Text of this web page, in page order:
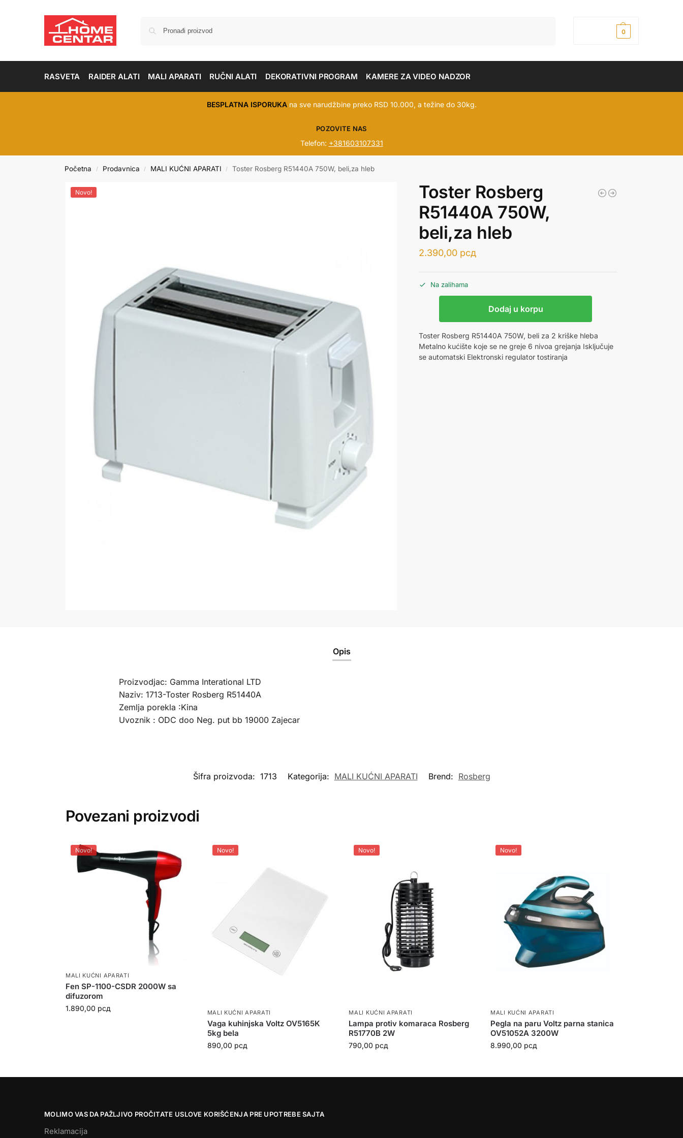
0
RASVETA RAIDER ALATI MALI APARATI RUČNI ALATI DEKORATIVNI PROGRAM KAMERE ZA VIDEO NADZOR
BESPLATNA ISPORUKAna sve narudžbine preko RSD 10.000, a težine do 30kg.
POZOVITE NAS
Telefon: +381603107331
Početna / Prodavnica / MALI KUĆNI APARATI / Toster Rosberg R51440A 750W, beli,za hleb
Novo!
Toster Rosberg
R51440A 750W,
beli,za hleb
2.390,00 рсд
Na zalihama
Dodaj u korpu
Toster Rosberg R51440A 750W, beli za 2 kriške hleba
Metalno kućište koje se ne greje 6 nivoa grejanja Isključuje
se automatski Elektronski regulator tostiranja
Opis
Proizvodjac: Gamma Interational LTD
Naziv: 1713-Toster Rosberg R51440A
Zemlja porekla :Kina
Uvoznik : ODC doo Neg. put bb 19000 Zajecar
Šifra proizvoda: 1713 Kategorija: MALI KUĆNI APARATI Brend: Rosberg
Povezani proizvodi
Novo!
MALI KUĆNI APARATI
Fen SP-1100-CSDR 2000W sa
difuzorom
1.890,00 рсд
Novo!
MALI KUĆNI APARATI
Vaga kuhinjska Voltz OV5165K
5kg bela
890,00 рсд
Novo!
MALI KUĆNI APARATI
Lampa protiv komaraca Rosberg
R51770B 2W
790,00 рсд
Novo!
MALI KUĆNI APARATI
Pegla na paru Voltz parna stanica
OV51052A 3200W
8.990,00 рсд
MOLIMO VAS DA PAŽLJIVO PROČITATE USLOVE KORIŠĆENJA PRE UPOTREBE SAJTA
Reklamacija